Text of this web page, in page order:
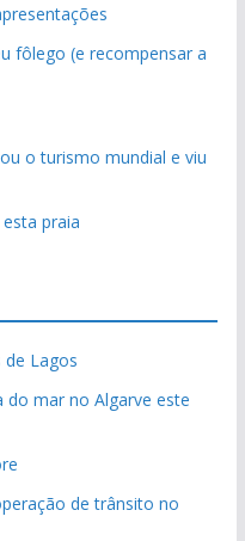
fôlego (e recompensar a
o turismo mundial e viu
praia
Lagos
mar no Algarve este
de trânsito no